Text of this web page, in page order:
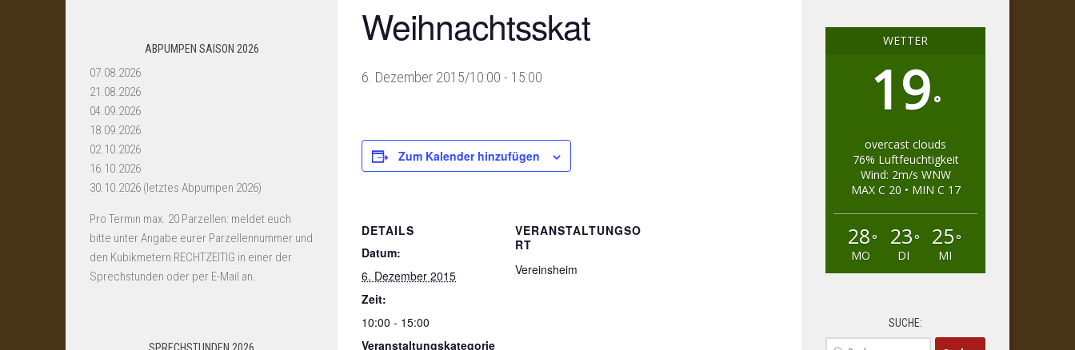
Weihnachtsskat
6. Dezember 2015/10:00 - 15:00
Zum Kalender hinzufügen
DETAILS
Datum:
6. Dezember 2015
Zeit:
10:00 - 15:00
Veranstaltungskategorie
VERANSTALTUNGSO
RT
Vereinsheim
ABPUMPEN SAISON 2026
07.08.2026
21.08.2026
04.09.2026
18.09.2026
02.10.2026
16.10.2026
30.10.2026 (letztes Abpumpen 2026)
Pro Termin max. 20 Parzellen: meldet euch
bitte unter Angabe eurer Parzellennummer und
den Kubikmetern RECHTZEITIG in einer der
Sprechstunden oder per E-Mail an.
WETTER
19°
overcast clouds
76% Luftfeuchtigkeit
Wind: 2m/s WNW
MAX C 20 • MIN C 17
28°
MO
23°
DI
25°
MI
SUCHE:
Suchen